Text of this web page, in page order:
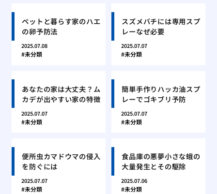
ペットと暮らす家のハエ
の卵予防法
2025.07.08
未分類
スズメバチには専用スプ
レーなぜ必要
2025.07.07
未分類
あなたの家は大丈夫？ム
カデが出やすい家の特徴
2025.07.07
未分類
簡単手作りハッカ油スプ
レーでゴキブリ予防
2025.07.07
未分類
便所虫カマドウマの侵入
を防ぐには
2025.07.07
未分類
食品庫の悪夢小さな蛾の
大量発生とその駆除
2025.07.06
未分類